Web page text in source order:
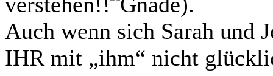
Auch wenn sich Sarah und
IHR mit „ihm“ nicht